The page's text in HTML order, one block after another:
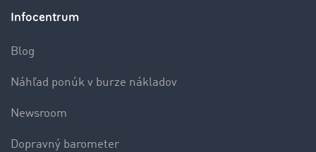
Infocentrum
Blog
Náhľad ponúk v burze nákladov
Newsroom
Dopravný barometer